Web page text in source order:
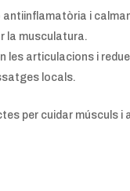
antiinflamatòria i
la musculatura.
les articulacions i
locals.
per cuidar músculs